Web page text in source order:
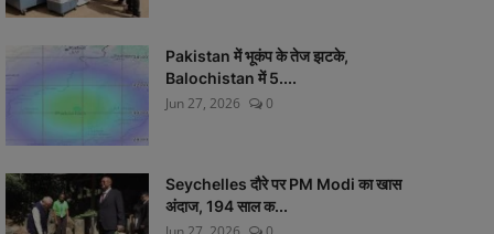
Pakistan में भूकंप के तेज झटके,
Balochistan में 5....
Jun 27, 2026
0
Seychelles दौरे पर PM Modi का खास
अंदाज, 194 साल क...